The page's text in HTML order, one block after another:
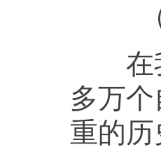
在我
多万
重的历